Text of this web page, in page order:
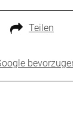
Teilen